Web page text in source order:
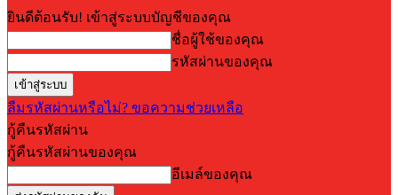
ยินดีต้อนรับ! เข้าสู่ระบบบัญชีของคุณ
ชื่อผู้ใช้ของคุณ
รหัสผ่านของคุณ
ลืมรหัสผ่านหรือไม่? ขอความช่วยเหลือ
กู้คืนรหัสผ่าน
กู้คืนรหัสผ่านของคุณ
อีเมล์ของคุณ